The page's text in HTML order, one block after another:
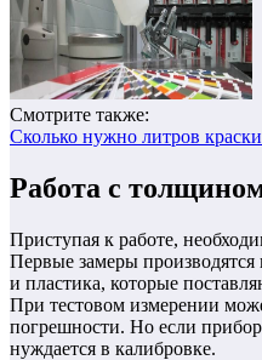
Смотрите также:
Сколько нужно литров
Работа с
Приступая к работе,
Первые замеры производятся
и пластика, которые
При тестовом измерении
погрешности. Но если
нуждается в калибровке.